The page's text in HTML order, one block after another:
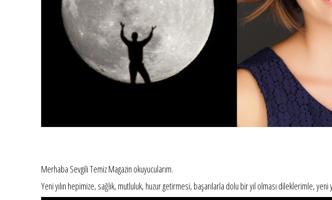
Merhaba Sevgili Temiz Magazin okuyucularım.
Yeni yılın hepimize, sağlık, mutluluk, huzur getirmesi, başarılarla dolu bir yıl olması dileklerimle,